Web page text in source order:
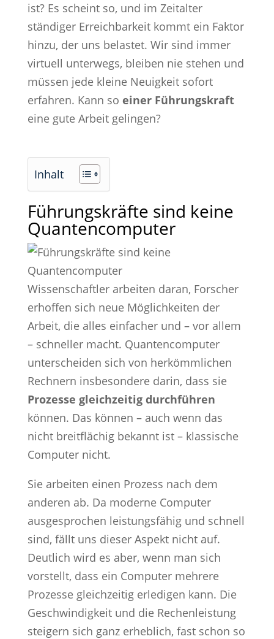
ist? Es scheint so, und im Zeitalter
ständiger Erreichbarkeit kommt ein Faktor
hinzu, der uns belastet. Wir sind immer
virtuell unterwegs, bleiben nie stehen und
müssen jede kleine Neuigkeit sofort
erfahren. Kann so einer Führungskraft
eine gute Arbeit gelingen?
Inhalt
Führungskräfte sind keine
Quantencomputer
Wissenschaftler arbeiten daran, Forscher
erhoffen sich neue Möglichkeiten der
Arbeit, die alles einfacher und – vor allem
– schneller macht. Quantencomputer
unterscheiden sich von herkömmlichen
Rechnern insbesondere darin, dass sie
Prozesse gleichzeitig durchführen
können. Das können – auch wenn das
nicht breitflächig bekannt ist – klassische
Computer nicht.
Sie arbeiten einen Prozess nach dem
anderen ab. Da moderne Computer
ausgesprochen leistungsfähig und schnell
sind, fällt uns dieser Aspekt nicht auf.
Deutlich wird es aber, wenn man sich
vorstellt, dass ein Computer mehrere
Prozesse gleichzeitig erledigen kann. Die
Geschwindigkeit und die Rechenleistung
steigern sich ganz erheblich, fast schon so